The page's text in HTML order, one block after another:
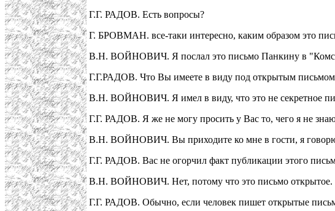
Г.Г. РАДОВ. Есть вопросы?
Г. БРОВМАН. все-таки интересно, каким образом это
В.Н. ВОЙНОВИЧ. Я послал это письмо Панкину в
Г.Г.РАДОВ. Что Вы имеете в виду под открытым
В.Н. ВОЙНОВИЧ. Я имел в виду, что это не секретное
Г.Г. РАДОВ. Я же не могу просить у Вас то, чего я не
В.Н. ВОЙНОВИЧ. Вы приходите ко мне в гости, я говорю
Г.Г. РАДОВ. Вас не огорчил факт публикации этого
В.Н. ВОЙНОВИЧ. Нет, потому что это письмо открытое.
Г.Г. РАДОВ. Обычно, если человек пишет открытые